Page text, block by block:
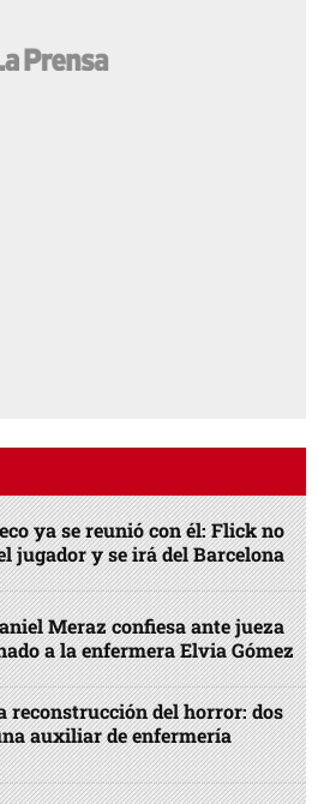
ya se reunió con él: Flick no
jugador y se irá del Barcelona
Meraz confiesa ante jueza
a la enfermera Elvia Gómez
reconstrucción del horror: dos
auxiliar de enfermería